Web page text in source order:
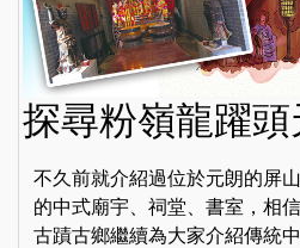
探尋粉嶺龍躍頭
不久前就介紹過位於元朗的屏
的中式廟宇、祠堂、書室，相
古蹟古鄉繼續為大家介紹傳統